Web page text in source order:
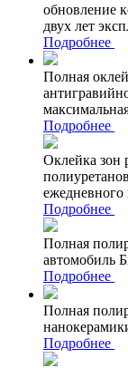
обновление
двух лет
Подробнее
Полная
Подробнее
Оклейка зон
ежедневного
Подробнее
Полная
автомобиль
Подробнее
Полная
Подробнее